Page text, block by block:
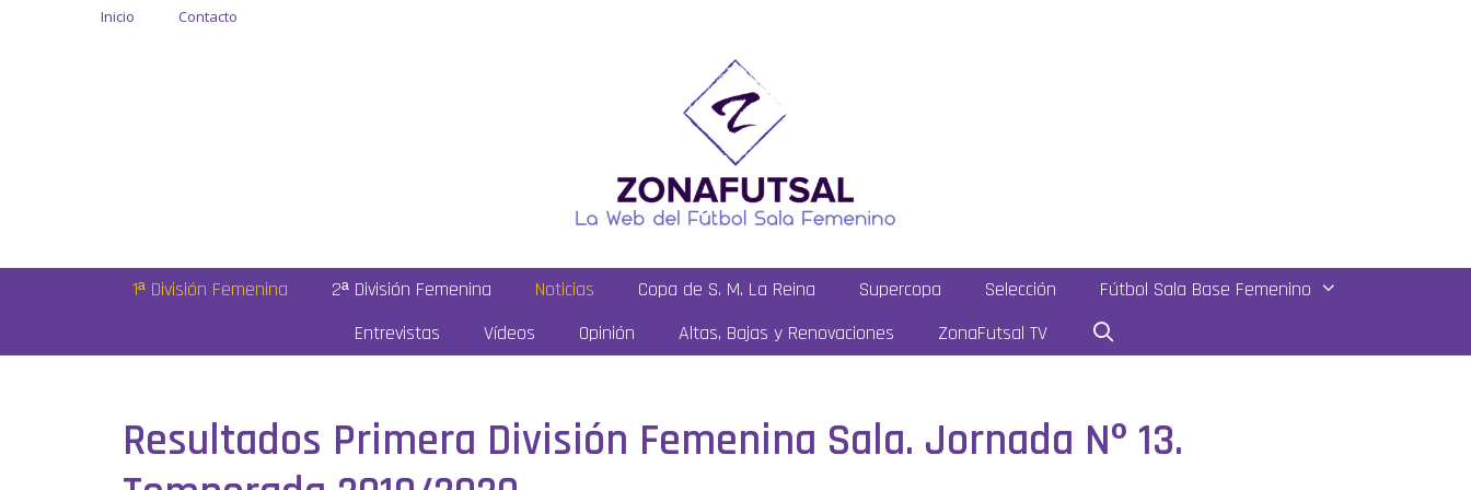
Inicio Contacto
1ª División Femenina 2ª División Femenina Noticias Copa de S. M. La Reina Supercopa Selección
Fútbol Sala Base Femenino
Entrevistas
Vídeos Opinión Altas, Bajas y Renovaciones ZonaFutsal TV
Resultados Primera División Femenina Sala. Jornada Nº 13.